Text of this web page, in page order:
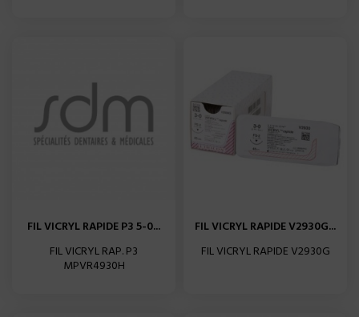
FIL VICRYL RAPIDE P3 5-0...
FIL VICRYL RAP. P3
MPVR4930H
FIL VICRYL RAPIDE V2930G...
FIL VICRYL RAPIDE V2930G